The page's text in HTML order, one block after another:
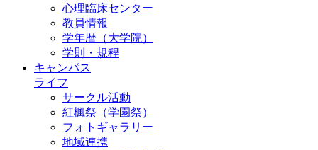
心理臨床センター
教員情報
学年暦（大学院）
学則・規程
キャンパス
ライフ
サークル活動
紅楓祭（学園祭）
フォトギャラリー
地域連携